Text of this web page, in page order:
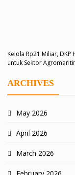
Kelola Rp21 Miliar, DKP
untuk Sektor
ARCHIVES
May 2026
April 2026
March 2026